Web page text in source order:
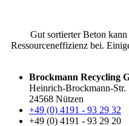
Gut sortierter Beton
Ressourceneffizienz bei.
Brockmann Recycling
Heinrich-Brockmann-Str.
24568 Nützen
+49 (0) 4191 - 93 29 32
+49 (0) 4191 - 93 29 20